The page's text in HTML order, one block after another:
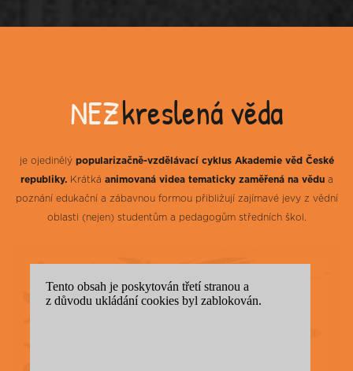
NEZkreslená věda
je ojedinělý popularizačně-vzdělávací cyklus Akademie věd České
republiky.Krátká animovaná videa tematicky zaměřená na vědua
poznání edukační a zábavnou formou přibližují zajímavé jevy z vědní
oblasti (nejen) studentům a pedagogům středních škol.